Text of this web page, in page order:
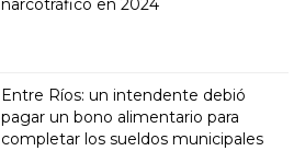
narcotráfico en 2024
Entre Ríos: un intendente debió
pagar un bono alimentario para
completar los sueldos municipales